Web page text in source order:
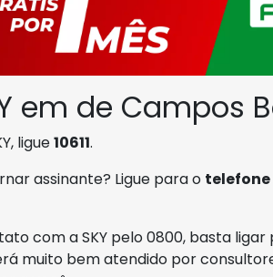
em de Campos
ligue10611.
assinante? Ligue para o telefone
com a SKY pelo 0800, basta
muito bem atendido por